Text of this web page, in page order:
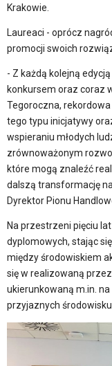
Krakowie.
Laureaci - oprócz
promocji swoich
- Z każdą kolejną
konkursem oraz coraz
Tegoroczna,
tego typu inicjatywy
wspieraniu młodych
zrównoważonym
które mogą znaleźć
dalszą transformację
Dyrektor Pionu
Na przestrzeni pięciu
dyplomowych, stając
między środowiskiem
się w realizowaną
ukierunkowaną m.in.
przyjaznych środowisku.